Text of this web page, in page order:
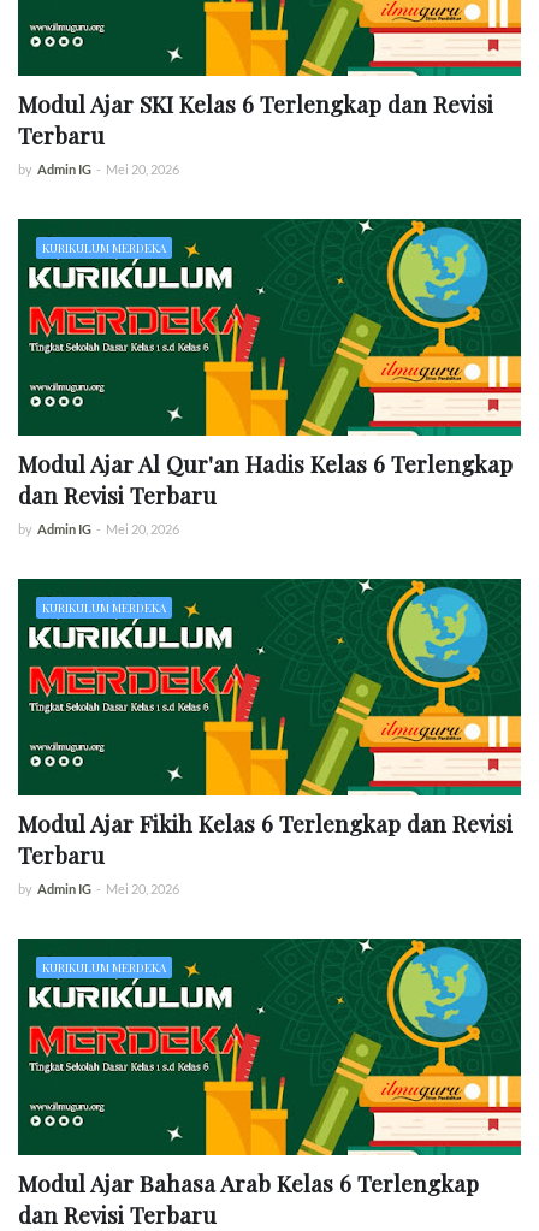
Modul Ajar SKI Kelas 6 Terlengkap dan Revisi
Terbaru
by Admin IG - Mei 20, 2026
KURIKULUM MERDEKA
Modul Ajar Al Qur'an Hadis Kelas 6 Terlengkap
dan Revisi Terbaru
by Admin IG - Mei 20, 2026
KURIKULUM MERDEKA
Modul Ajar Fikih Kelas 6 Terlengkap dan Revisi
Terbaru
by Admin IG - Mei 20, 2026
KURIKULUM MERDEKA
Modul Ajar Bahasa Arab Kelas 6 Terlengkap
dan Revisi Terbaru